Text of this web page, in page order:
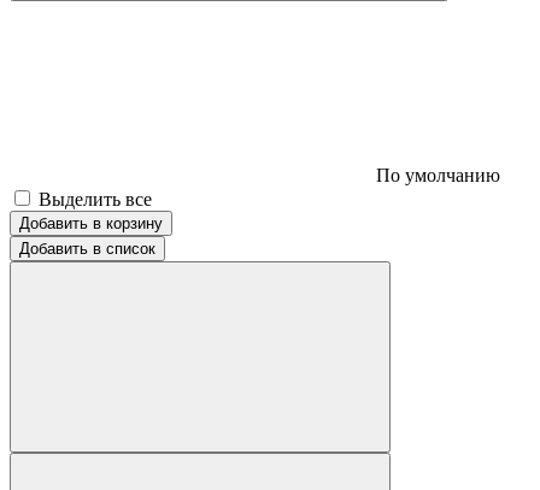
По умолчанию
Выделить все
Добавить в корзину
Добавить в список